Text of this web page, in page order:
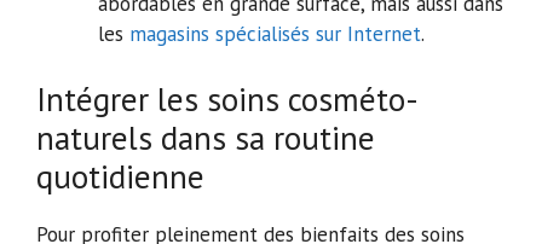
les magasins spécialisés sur Internet.
Intégrer les soins cosméto-
naturels dans sa routine
quotidienne
Pour profiter pleinement des bienfaits des soins